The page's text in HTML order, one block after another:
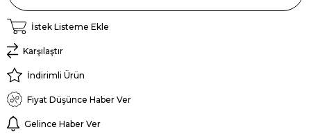
İstek Listeme Ekle
Karşılaştır
İndirimli Ürün
Fiyat Düşünce Haber Ver
Gelince Haber Ver